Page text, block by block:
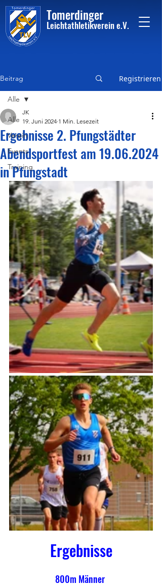
Tomerdinger
Leichtathletikvereine.V.
Beitrag Registrieren
Alle
Verein
Events
Training
Alle
Ergebnisse 2. Pfungstädter
Abendsportfest am 19.06.2024
in Pfungstadt
JK
19. Juni 2024 1 Min. Lesezeit
Ergebnisse
800m Männer